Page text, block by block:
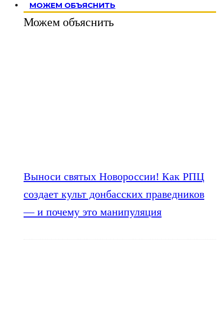
МОЖЕМ ОБЪЯСНИТЬ
Можем объяснить
Выноси святых Новороссии! Как РПЦ
создает культ донбасских праведников
— и почему это манипуляция